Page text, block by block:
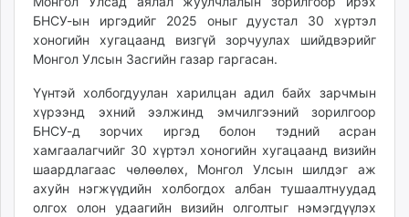
БНСУ-ын иргэдийг 2025 оныг дуустал 30 хүртэл
хоногийн хугацаанд визгүй зорчуулах шийдвэрийг
Монгол Улсын Засгийн газар гаргасан.
Үүнтэй холбогдуулан харилцан адил байх зарчмын
хүрээнд эхний ээлжинд эмчилгээний зорилгоор
БНСУ-д зорчих иргэд болон тэдний асран
хамгаалагчийг 30 хүртэл хоногийн хугацаанд визийн
шаардлагаас чөлөөлөх, Монгол Улсын шилдэг аж
ахуйн нэгжүүдийн холбогдох албан тушаалтнуудад
олгох олон удаагийн визийн олголтыг нэмэгдүүлэх